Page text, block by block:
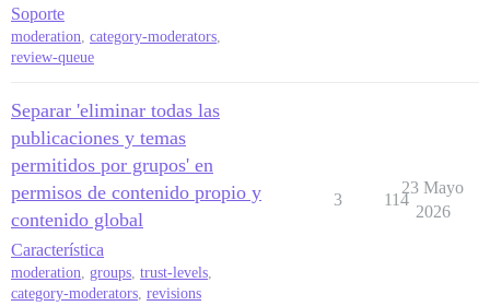
Soporte
moderation, category-moderators,
review-queue
Separar 'eliminar todas las
publicaciones y temas
permitidos por grupos' en
permisos de contenido propio y
contenido global
Característica
moderation, groups, trust-levels,
category-moderators, revisions
3 114
23 Mayo
2026